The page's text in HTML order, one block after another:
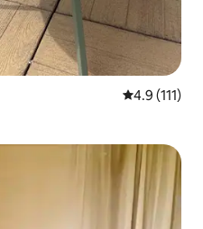
レビュー111
4.9 (111)